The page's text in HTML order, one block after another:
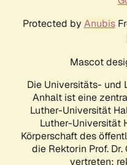
Protected by Anubis
Mascot
Die Universitäts- und
Anhalt ist eine
Luther-Universität
Luther-Universität
Körperschaft des
die Rektorin Prof.
vertreten: